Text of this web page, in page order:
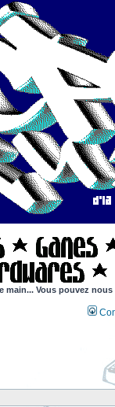
main... Vous pouvez